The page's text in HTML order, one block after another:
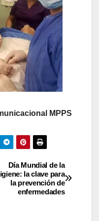
MPPS
Día Mundial de la
la clave para
la prevención de
enfermedades